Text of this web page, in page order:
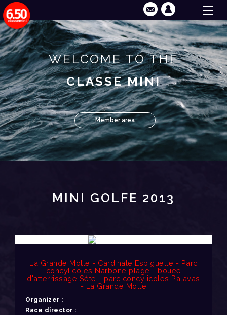
WELCOME TO THE
CLASSE MINI
Member area
MINI GOLFE 2013
La Grande Motte - Cardinale Espiguette - Parc
concylicoles Narbone plage - bouée
d'atterrissage Sète - parc concylicoles Palavas
- La Grande Motte
Organizer :
Race director :